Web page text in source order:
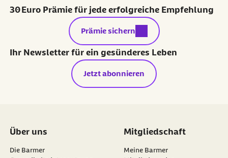
30 Euro Prämie für jede erfolgreiche Empfehlung
externer Link:
Prämie sichern
Ihr Newsletter für ein gesünderes Leben
Jetzt abonnieren
Über uns
Die Barmer
Mitgliedschaft
Meine Barmer